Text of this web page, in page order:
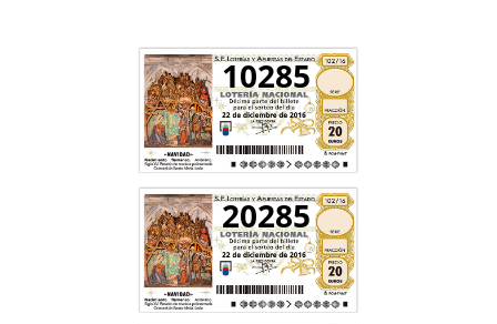
10285
20285